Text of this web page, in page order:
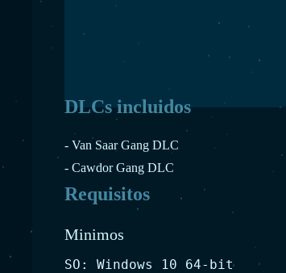
DLCs incluidos
- Van Saar Gang DLC
- Cawdor Gang DLC
Requisitos
Minimos
SO: Windows 10 64-bit